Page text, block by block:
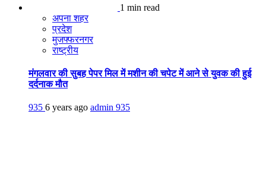
1 min read
अपना शहर
प्रदेश
मुजफ्फरनगर
राष्ट्रीय
मंगलवार की सुबह पेपर मिल में मशीन की चपेट में आने से युवक की हुई
दर्दनाक मौत
935 6 years ago admin 935